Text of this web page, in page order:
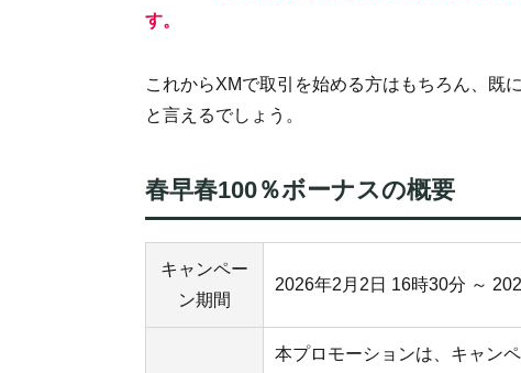
す。
これからXMで取引を始める方はもちろん、既
と言えるでしょう。
春早春100％ボーナスの概要
キャンペー
ン期間
2026年2月2日 16時30分 ～
本プロモーションは、キャン